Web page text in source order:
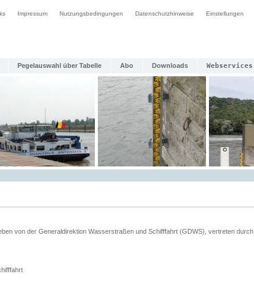
Impressum Nutzungsbedingungen Datenschutzhinweise Einstellungen
Pegelauswahl über Tabelle Abo Downloads Webservices
von der Generaldirektion Wasserstraßen und Schifffahrt (GDWS), vertreten durch